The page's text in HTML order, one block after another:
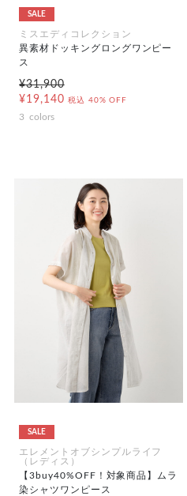
SALE
ミスエディコレクション
異素材ドッキングロングワンピー
ス
¥31,900
¥19,140 税込 40% OFF
3 colors
SALE
エレメントオブシンプルライフ
（レディス）
【3buy40%OFF！対象商品】ムラ
染シャツワンピース